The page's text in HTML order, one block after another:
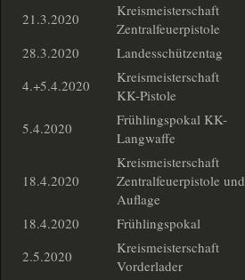
21.3.2020
Kreismeisterschaft
Zentralfeuerpistole
28.3.2020
Landesschützentag
4.+5.4.2020
Kreismeisterschaft
KK-Pistole
5.4.2020
Frühlingspokal KK-
Langwaffe
18.4.2020
Kreismeisterschaft
Zentralfeuerpistole und
Auflage
18.4.2020 Frühlingspokal
2.5.2020
Kreismeisterschaft
Vorderlader